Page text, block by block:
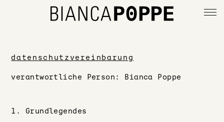
info
impressum
datenschutzvereinbarung
verantwortliche Person: Bianca Poppe
1. Grundlegendes